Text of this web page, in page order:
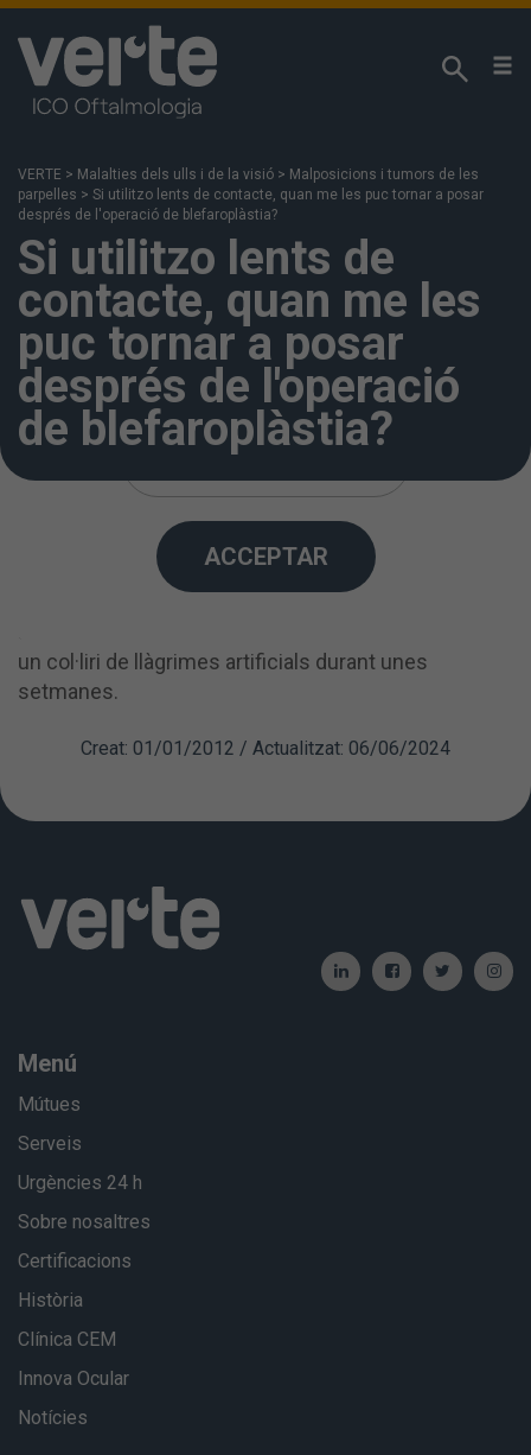
VERTE > Malalties dels ulls i de la visió > Malposicions i tumors de les
parpelles > Si utilitzo lents de contacte, quan me les puc tornar a posar
després de l'operació de blefaroplàstia?
Si utilitzo lents de
contacte, quan me les
puc tornar a posar
després de l'operació
de blefaroplàstia?
poden utilitzar les lents de contacte
un col·liri de llàgrimes artificials durant unes
setmanes.
Creat: 01/01/2012 / Actualitzat: 06/06/2024
Menú
Mútues
Serveis
Urgències 24 h
Sobre nosaltres
Certificacions
Història
Clínica CEM
Innova Ocular
Notícies
Respectem la seva privacitat!
per analitzar els seus hàbits de navegació i poder
oferir els nostres continguts en funció dels seus
interessos. Podeu accedir a la nostra
Cookiesper a més informació. Si premeu
“Acceptar” s'entén que ha estat informat i accepta
la instal·lació i ús de les cookies. També podeu
configurar-les o rebutjar-ne l'ús fent clic a “Més
informació”.
MÉS INFORMACIÓ
ACCEPTAR